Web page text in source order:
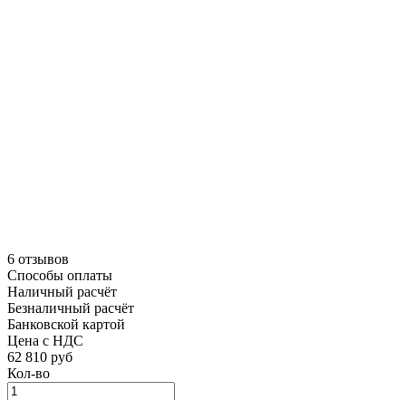
6 отзывов
Способы оплаты
Наличный расчёт
Безналичный расчёт
Банковской картой
Цена с НДС
62 810 руб
Кол-во